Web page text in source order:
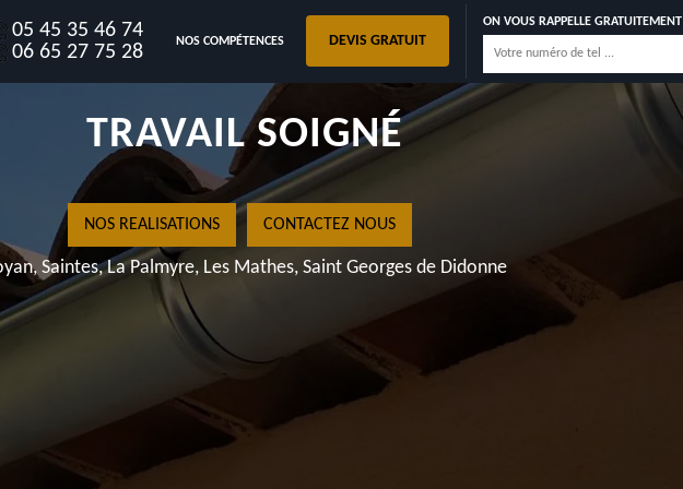
05 45 35 46 74
06 65 27 75 28
NOS COMPÉTENCES DEVIS GRATUIT
ON VOUS RAPPELLE GRATUITEMENT
SUR BOUTONNE 17470
TRAVAIL SOIGNÉ
NOS REALISATIONS CONTACTEZ NOUS
Saintes, La Palmyre, Les Mathes, Saint Georges de Didonne